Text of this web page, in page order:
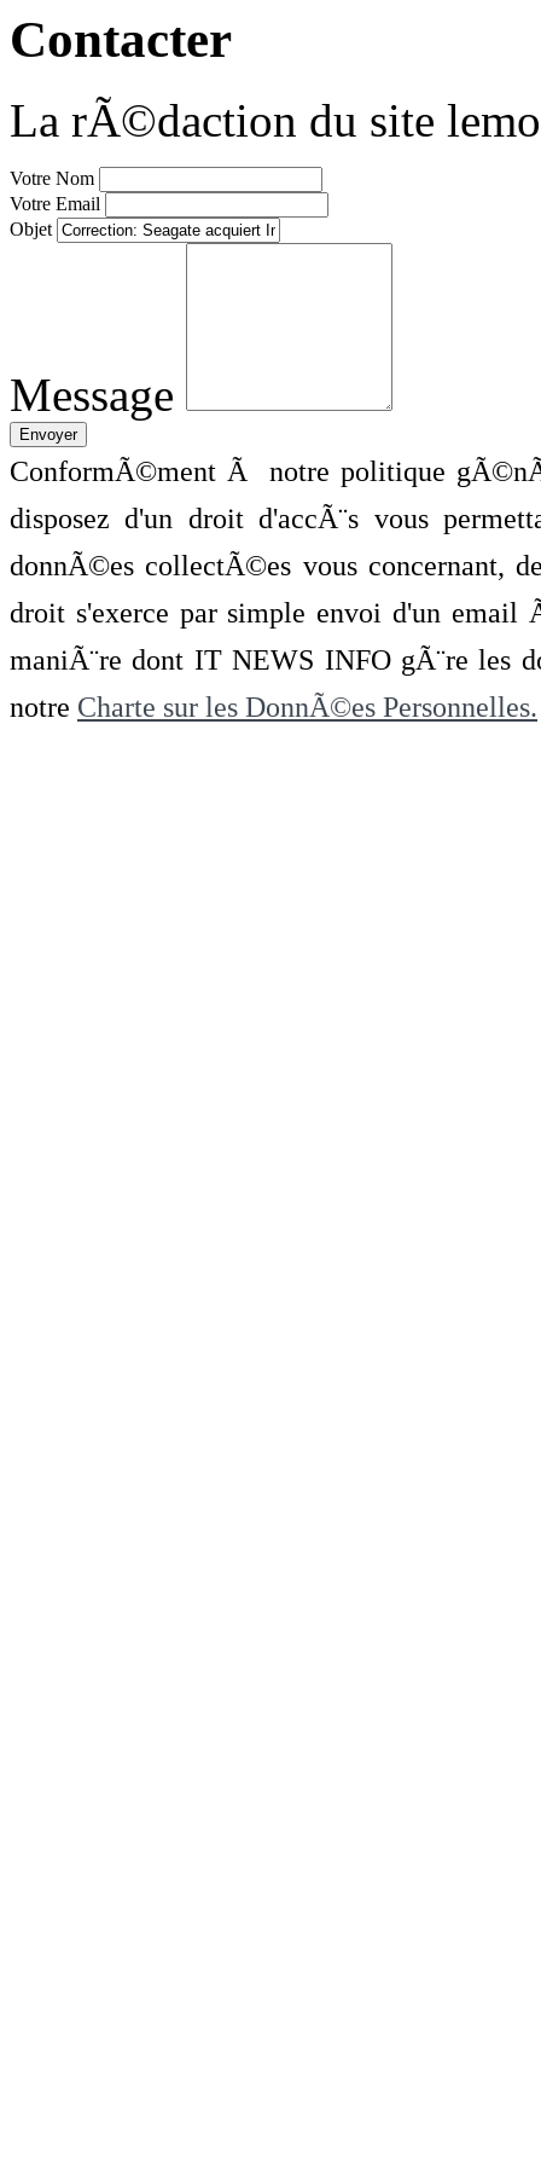
Contacter
La rÃ©daction du site
Votre Nom
Votre Email
Objet
Message
ConformÃ©ment Ã notre politique
disposez d'un droit d'accÃ¨s vous
donnÃ©es collectÃ©es vous concernant,
droit s'exerce par simple envoi d'un
maniÃ¨re dont IT NEWS INFO gÃ¨re les
notre Charte sur les DonnÃ©es Personnelles.